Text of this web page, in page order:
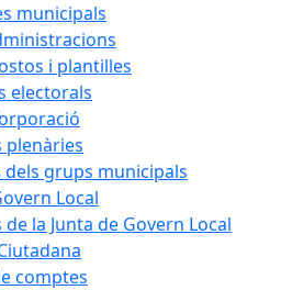
municipals
i plantilles
electorals
plenàries
dels grups municipals
Local
de la Junta de Govern Local
comptes